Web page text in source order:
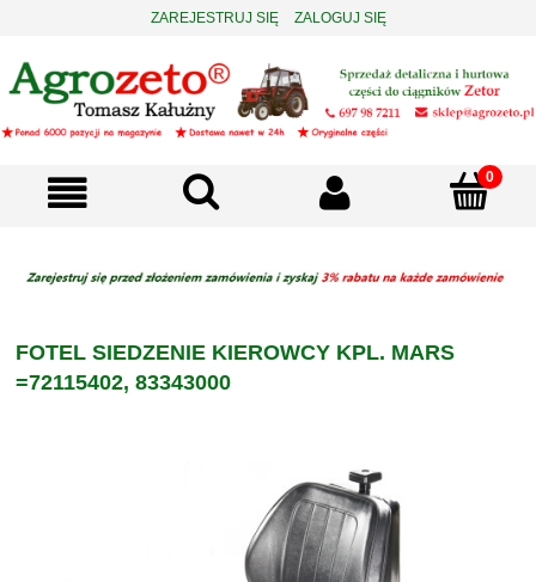
ZAREJESTRUJ SIĘ ZALOGUJ SIĘ
FOTEL SIEDZENIE KIEROWCY KPL. MARS
=72115402, 83343000